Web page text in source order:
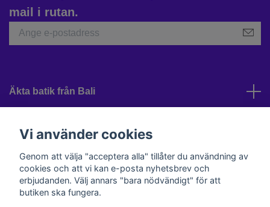
mail i rutan.
Äkta batik från Bali
Sociala medier
Vi använder cookies
Genom att välja "acceptera alla" tillåter du användning av
cookies och att vi kan e-posta nyhetsbrev och
erbjudanden. Välj annars "bara nödvändigt" för att
butiken ska fungera.